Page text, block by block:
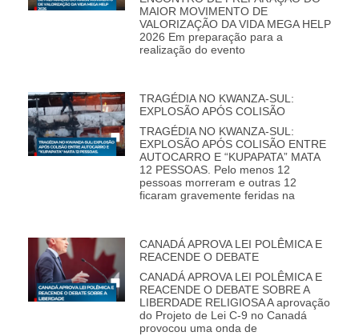
MAIOR MOVIMENTO DE
VALORIZAÇÃO DA VIDA MEGA HELP
2026 Em preparação para a
realização do evento
TRAGÉDIA NO KWANZA-SUL:
EXPLOSÃO APÓS COLISÃO
TRAGÉDIA NO KWANZA-SUL:
EXPLOSÃO APÓS COLISÃO ENTRE
AUTOCARRO E “KUPAPATA” MATA
12 PESSOAS. Pelo menos 12
pessoas morreram e outras 12
ficaram gravemente feridas na
CANADÁ APROVA LEI POLÊMICA E
REACENDE O DEBATE
CANADÁ APROVA LEI POLÊMICA E
REACENDE O DEBATE SOBRE A
LIBERDADE RELIGIOSA A aprovação
do Projeto de Lei C-9 no Canadá
provocou uma onda de